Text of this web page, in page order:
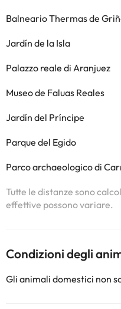
Balneario Thermas de
Jardín de la Isla
Palazzo reale di Aranjuez
Museo de Faluas Reales
Jardín del Príncipe
Parque del Egido
Parco archaeologico di
Tutte le distanze sono
effettive possono variare.
Condizioni degli
Gli animali domestici non